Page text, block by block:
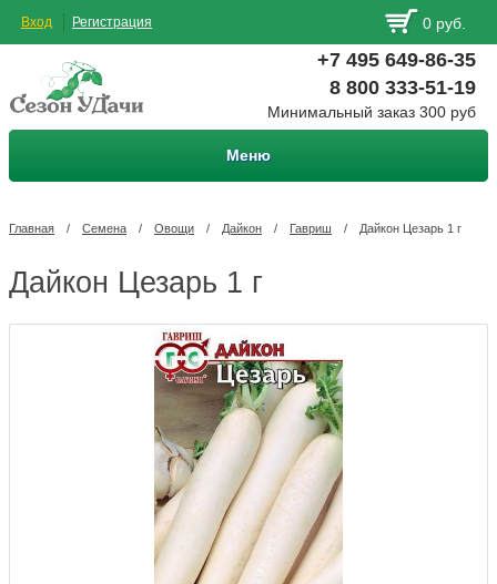
Вход Регистрация 0 руб.
+7 495 649-86-35
8 800 333-51-19
Минимальный заказ 300 руб
Меню
Главная / Семена / Овощи / Дайкон / Гавриш / Дайкон Цезарь 1 г
Дайкон Цезарь 1 г